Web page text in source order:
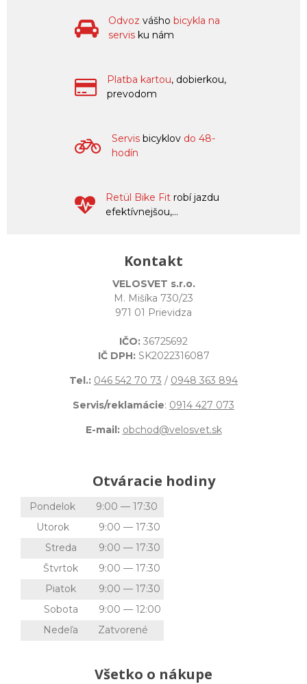
Odvoz vášho bicykla na
servis ku nám
Platba kartou, dobierkou,
prevodom
Servis bicyklov do 48-
hodín
Retül Bike Fit robí jazdu
efektívnejšou,...
Kontakt
VELOSVET s.r.o.
M. Mišíka 730/23
971 01 Prievidza
IČO: 36725692
IČ DPH: SK2022316087
Tel.: 046 542 70 73 / 0948 363 894
Servis/reklamácie: 0914 427 073
E-mail: obchod@velosvet.sk
Otváracie hodiny
Pondelok
9:00 — 17:30
Utorok
9:00 — 17:30
Streda
9:00 — 17:30
Štvrtok
9:00 — 17:30
Piatok
9:00 — 17:30
Sobota
9:00 — 12:00
Nedeľa
Zatvorené
Všetko o nákupe